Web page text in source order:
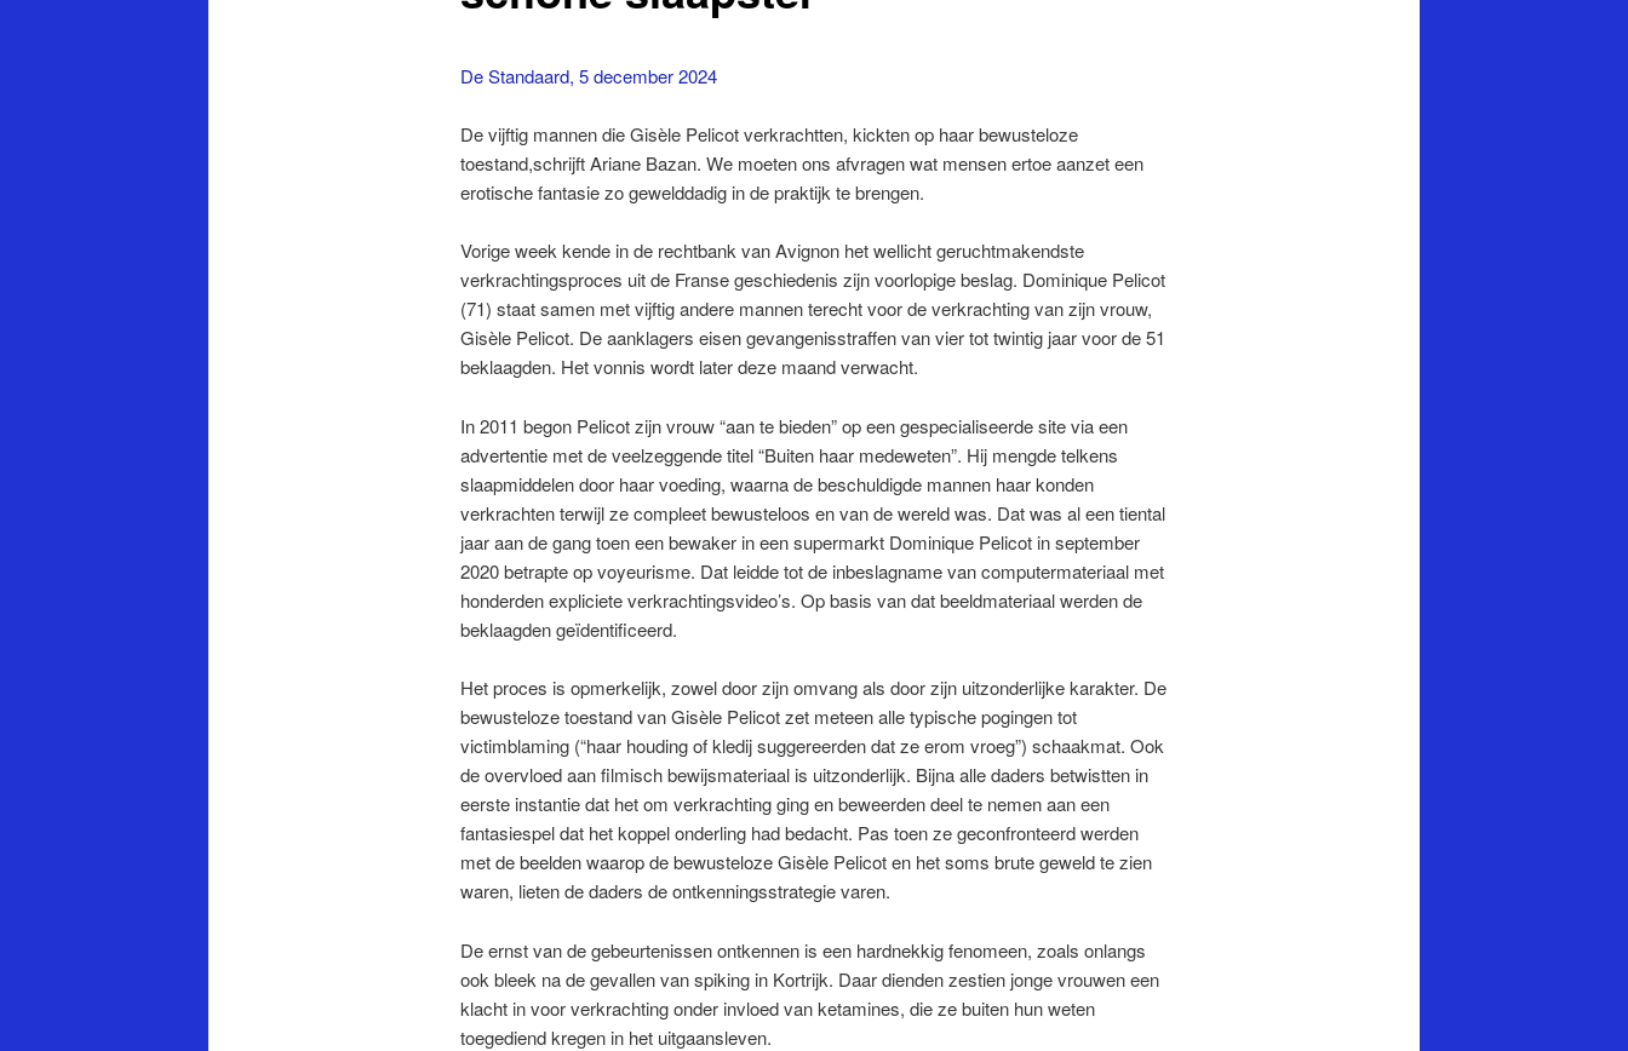
De Standaard, 5 december 2024
De vijftig mannen die Gisèle Pelicot verkrachtten, kickten op haar bewusteloze
toestand,schrijft Ariane Bazan. We moeten ons afvragen wat mensen ertoe aanzet een
erotische fantasie zo gewelddadig in de praktijk te brengen.
Vorige week kende in de rechtbank van Avignon het wellicht geruchtmakendste
verkrachtingsproces uit de Franse geschiedenis zijn voorlopige beslag. Dominique Pelicot
(71) staat samen met vijftig andere mannen terecht voor de verkrachting van zijn vrouw,
Gisèle Pelicot. De aanklagers eisen gevangenisstraffen van vier tot twintig jaar voor de 51
beklaagden. Het vonnis wordt later deze maand verwacht.
In 2011 begon Pelicot zijn vrouw “aan te bieden” op een gespecialiseerde site via een
advertentie met de veelzeggende titel “Buiten haar medeweten”. Hij mengde telkens
slaapmiddelen door haar voeding, waarna de beschuldigde mannen haar konden
verkrachten terwijl ze compleet bewusteloos en van de wereld was. Dat was al een tiental
jaar aan de gang toen een bewaker in een supermarkt Dominique Pelicot in september
2020 betrapte op voyeurisme. Dat leidde tot de inbeslagname van computermateriaal met
honderden expliciete verkrachtings­video’s. Op basis van dat beeldmateriaal werden de
beklaagden geïdentificeerd.
Het proces is opmerkelijk, zowel door zijn omvang als door zijn uitzonderlijke karakter. De
bewusteloze toestand van Gisèle Pelicot zet meteen alle typische pogingen tot
victimblaming (“haar houding of kledij suggereerden dat ze erom vroeg”) schaakmat. Ook
de overvloed aan filmisch bewijsmateriaal is uitzonderlijk. Bijna alle daders betwistten in
eerste instantie dat het om verkrachting ging en beweerden deel te nemen aan een
fantasiespel dat het koppel onderling had bedacht. Pas toen ze geconfronteerd werden
met de beelden waarop de bewusteloze Gisèle Pelicot en het soms brute geweld te zien
waren, lieten de daders de ontkenningsstrategie varen.
De ernst van de gebeurtenissen ontkennen is een hardnekkig fenomeen, zoals onlangs
ook bleek na de gevallen van spiking in Kortrijk. Daar dienden zestien jonge vrouwen een
klacht in voor verkrachting onder invloed van ketamines, die ze buiten hun weten
toegediend kregen in het uitgaansleven.